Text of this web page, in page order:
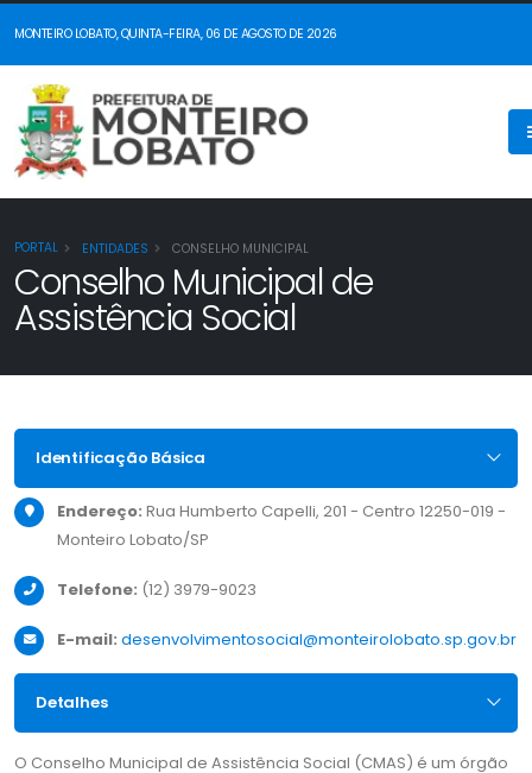
MONTEIRO LOBATO, QUINTA-FEIRA, 06 DE AGOSTO DE 2026
PORTAL ENTIDADES CONSELHO MUNICIPAL
Conselho Municipal de
Assistência Social
Identificação Básica
Endereço: Rua Humberto Capelli, 201 - Centro 12250-019 -
Monteiro Lobato/SP
Telefone: (12) 3979-9023
E-mail: desenvolvimentosocial@monteirolobato.sp.gov.br
Detalhes
O Conselho Municipal de Assistência Social (CMAS) é um órgão